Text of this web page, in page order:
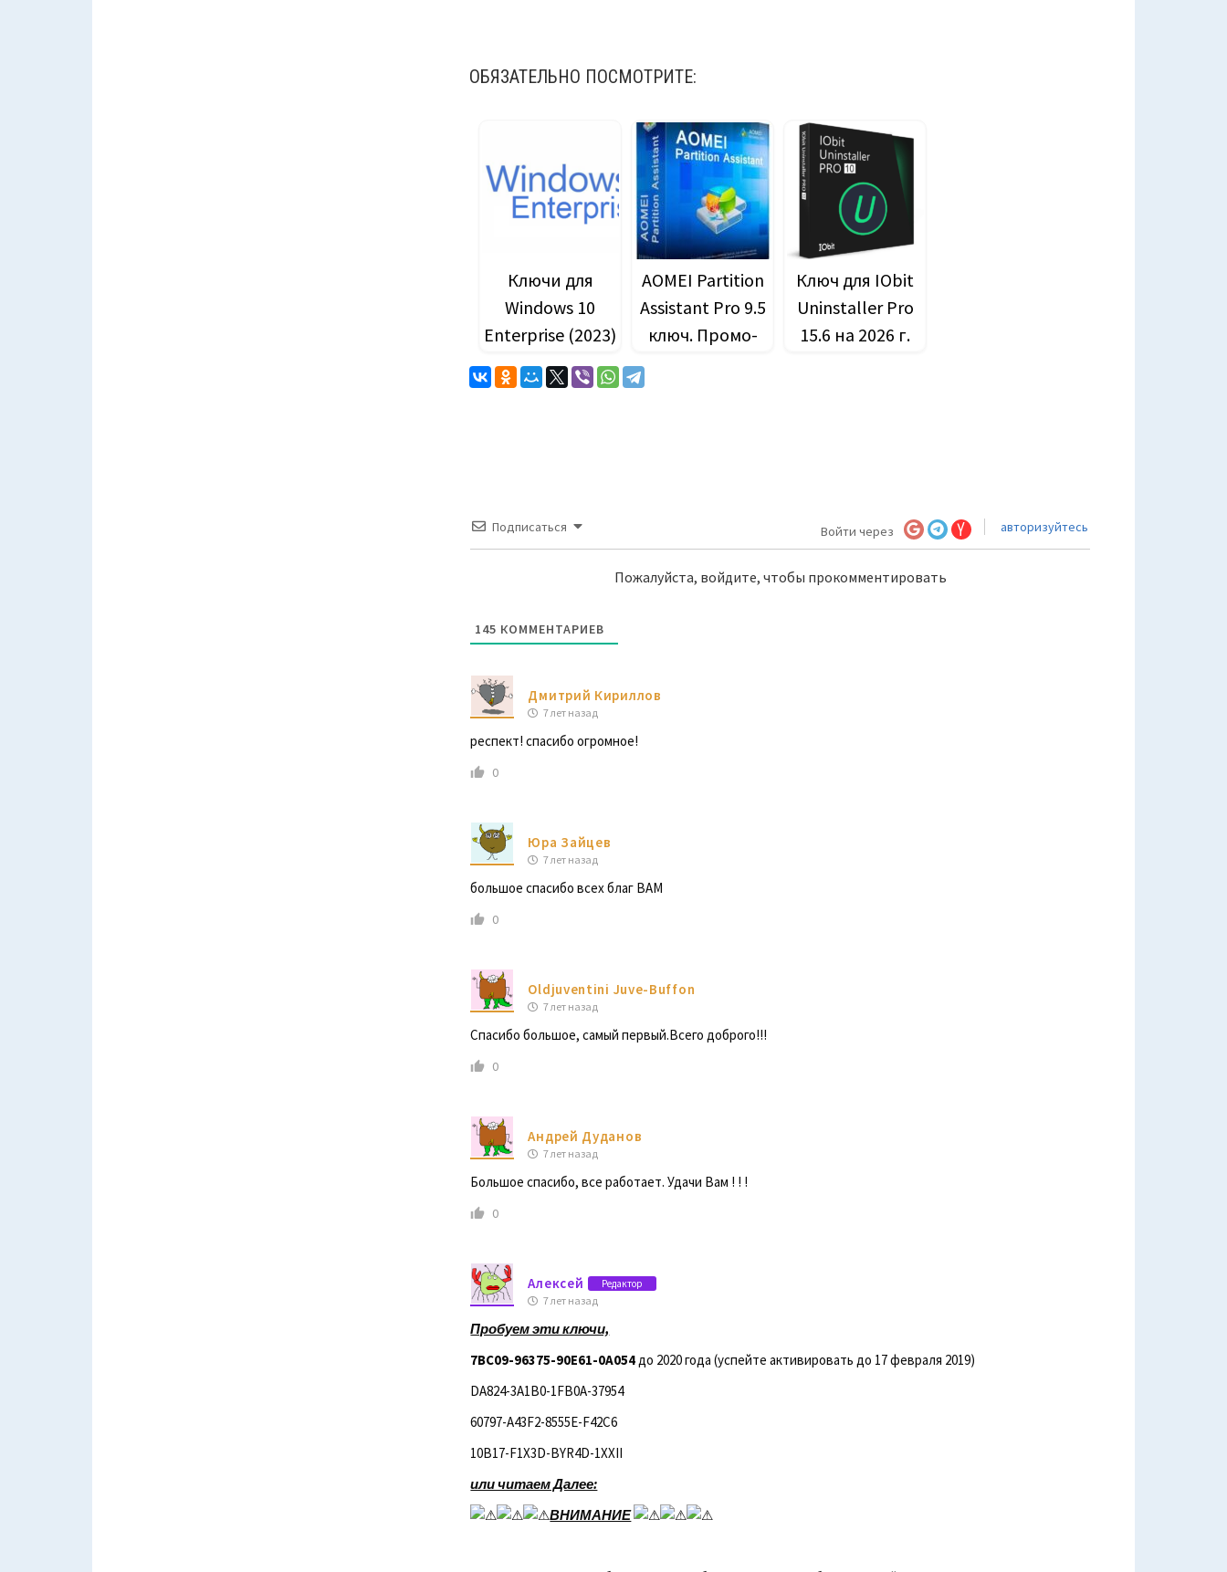
ОБЯЗАТЕЛЬНО ПОСМОТРИТЕ:
Ключи для
Windows 10
Enterprise (2023)
AOMEI Partition
Assistant Pro 9.5
ключ. Промо-
Ключ для IObit
Uninstaller Pro
15.6 на 2026 г.
Подписаться Войти через авторизуйтесь
Пожалуйста, войдите, чтобы прокомментировать
145 КОММЕНТАРИЕВ
Дмитрий Кириллов
7 лет назад
респект! спасибо огромное!
0
Юра Зайцев
7 лет назад
большое спасибо всех благ ВАМ
0
Oldjuventini Juve-Buffon
7 лет назад
Спасибо большое, самый первый.Всего доброго!!!
0
Андрей Дуданов
7 лет назад
Большое спасибо, все работает. Удачи Вам ! ! !
0
Алексей Редактор
7 лет назад
Пробуем эти ключи,
7BC09-96375-90E61-0A054до 2020 года (успейте активировать до 17 февраля 2019)
DA824-3A1B0-1FB0A-37954
60797-A43F2-8555E-F42C6
10B17-F1X3D-BYR4D-1XXII
или читаем Далее:
ВНИМАНИЕ